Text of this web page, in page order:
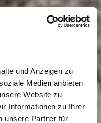
und Anzeigen zu
Medien anbieten
Website zu
Informationen zu Ihrer
unsere Partner für